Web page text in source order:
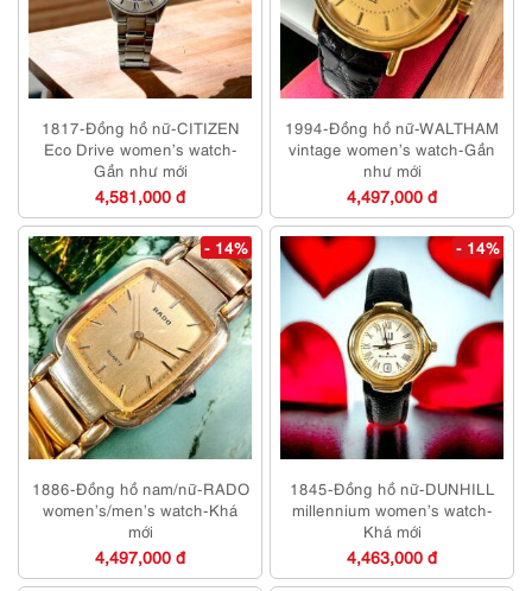
1817-Đồng hồ nữ-CITIZEN
Eco Drive women’s watch-
Gần như mới
4,581,000 đ
1994-Đồng hồ nữ-WALTHAM
vintage women’s watch-Gần
như mới
4,497,000 đ
- 14%
1886-Đồng hồ nam/nữ-RADO
women’s/men’s watch-Khá
mới
4,497,000 đ
- 14%
1845-Đồng hồ nữ-DUNHILL
millennium women’s watch-
Khá mới
4,463,000 đ